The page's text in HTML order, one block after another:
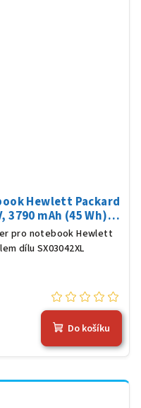
Hewlett Packard
3790 mAh (45 Wh),
pro notebook Hewlett
dílu SX03042XL
Do košíku